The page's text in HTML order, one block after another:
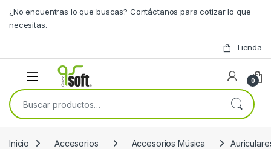
¿No encuentras lo que buscas? Contáctanos para cotizar lo que
necesitas.
Tienda
0
Buscar por:
Inicio Accesorios Accesorios Música